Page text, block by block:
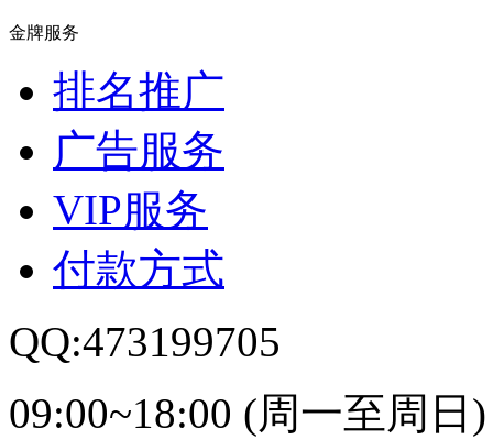
金牌服务
排名推广
广告服务
VIP服务
付款方式
QQ:473199705
09:00~18:00 (周一至周日)